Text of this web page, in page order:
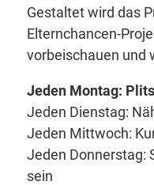
Gestaltet wird das
Elternchancen-
vorbeischauen und
Jeden Montag:
Jeden Dienstag:
Jeden Mittwoch:
Jeden Donnerstag:
sein